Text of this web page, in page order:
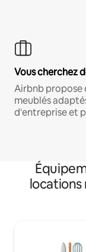
Vous cherchez
Airbnb propose
meublés
d'entreprise et